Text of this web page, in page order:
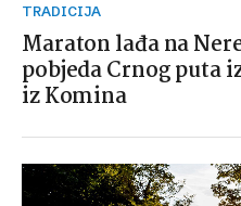
TRADICIJA
Maraton lađa na
pobjeda Crnog puta
iz Komina